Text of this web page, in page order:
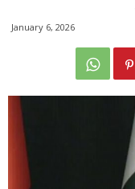
January 6, 2026